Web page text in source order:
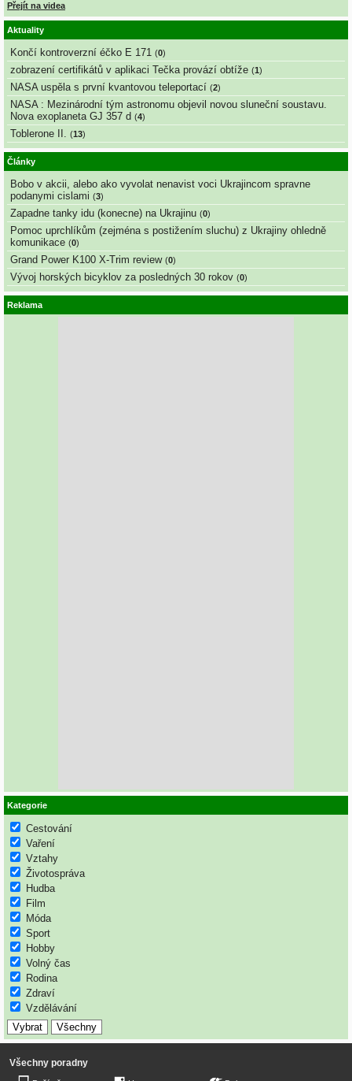
Přejít na videa
Aktuality
Končí kontroverzní éčko E 171 (0)
zobrazení certifikátů v aplikaci Tečka provází obtíže (1 )
NASA uspěla s první kvantovou teleportací (2)
NASA : Mezinárodní tým astronomu objevil novou sluneční soustavu.
Nova exoplaneta GJ 357 d (4)
Toblerone II. (13)
Články
Bobo v akcii, alebo ako vyvolat nenavist voci Ukrajincom spravne
podanymi cislami (3)
Zapadne tanky idu (konecne) na Ukrajinu (0)
Pomoc uprchlíkům (zejména s postižením sluchu) z Ukrajiny ohledně
komunikace (0)
Grand Power K100 X-Trim review (0)
Vývoj horských bicyklov za posledných 30 rokov (0)
Reklama
Kategorie
Cestování
Vaření
Vztahy
Životospráva
Hudba
Film
Móda
Sport
Hobby
Volný čas
Rodina
Zdraví
Vzdělávání
Všechny poradny